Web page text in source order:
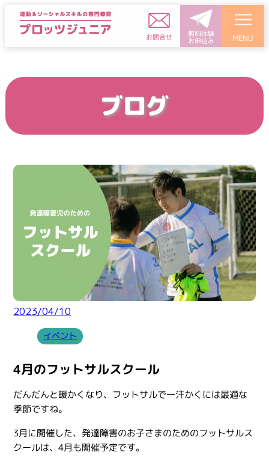
お問合せ 無料体験
お申込み MENU
ブログ
2023/04/10
イベント
4月のフットサルスクール
だんだんと暖かくなり、フットサルで一汗かくには最適な
季節ですね。
3月に開催した、発達障害のお子さまのためのフットサルス
クールは、4月も開催予定です。